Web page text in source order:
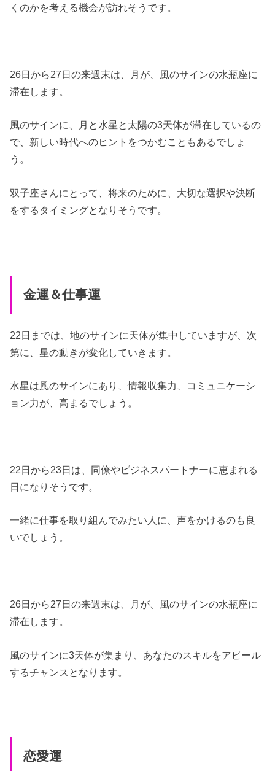
くのかを考える機会が訪れそうです。
26日から27日の来週末は、月が、風のサインの水瓶座に
滞在します。
風のサインに、月と水星と太陽の3天体が滞在しているの
で、新しい時代へのヒントをつかむこともあるでしょ
う。
双子座さんにとって、将来のために、大切な選択や決断
をするタイミングとなりそうです。
金運＆仕事運
22日までは、地のサインに天体が集中していますが、次
第に、星の動きが変化していきます。
水星は風のサインにあり、情報収集力、コミュニケーシ
ョン力が、高まるでしょう。
22日から23日は、同僚やビジネスパートナーに恵まれる
日になりそうです。
一緒に仕事を取り組んでみたい人に、声をかけるのも良
いでしょう。
26日から27日の来週末は、月が、風のサインの水瓶座に
滞在します。
風のサインに3天体が集まり、あなたのスキルをアピール
するチャンスとなります。
恋愛運